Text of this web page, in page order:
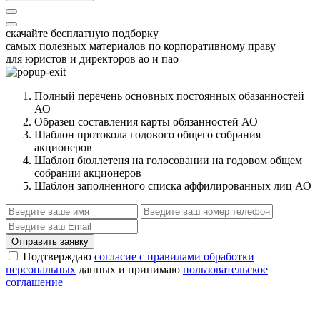
скачайте бесплатную подборку
самых полезных материалов по корпоративному праву
для юристов и директоров ао и пао
Полный перечень основных постоянных обазанностей
АО
Образец составления карты обязанностей АО
Шаблон протокола годового общего собрания
акционеров
Шаблон бюллетеня на голосовании на годовом общем
собрании акционеров
Шаблон заполненного списка аффилированных лиц АО
Отправить заявку
Подтверждаю согласие с правилами обработки
персональных данных и принимаю пользовательское
соглашение